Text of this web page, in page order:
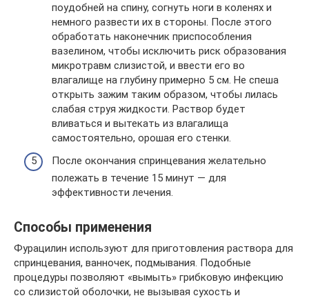
поудобней на спину, согнуть ноги в коленях и
немного развести их в стороны. После этого
обработать наконечник приспособления
вазелином, чтобы исключить риск образования
микротравм слизистой, и ввести его во
влагалище на глубину примерно 5 см. Не спеша
открыть зажим таким образом, чтобы лилась
слабая струя жидкости. Раствор будет
вливаться и вытекать из влагалища
самостоятельно, орошая его стенки.
После окончания спринцевания желательно
полежать в течение 15 минут — для
эффективности лечения.
Способы применения
Фурацилин используют для приготовления раствора для
спринцевания, ванночек, подмывания. Подобные
процедуры позволяют «вымыть» грибковую инфекцию
со слизистой оболочки, не вызывая сухость и